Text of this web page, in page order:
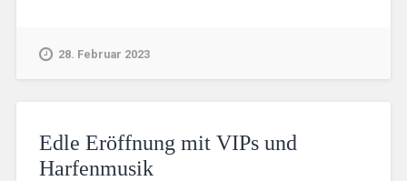
28. Februar 2023
Edle Eröffnung mit VIPs und
Harfenmusik